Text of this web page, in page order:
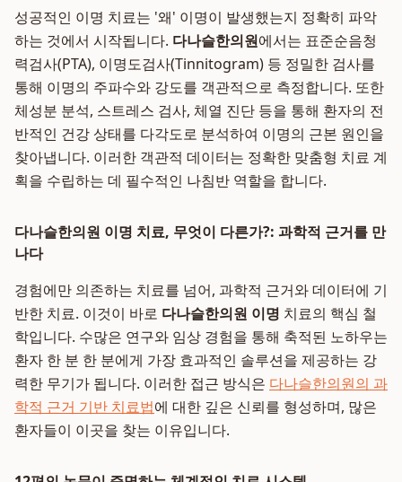
성공적인 이명 치료는 '왜' 이명이 발생했는지 정확히 파악
하는 것에서 시작됩니다. 다나슬한의원에서는 표준순음청
력검사(PTA), 이명도검사(Tinnitogram) 등 정밀한 검사를
통해 이명의 주파수와 강도를 객관적으로 측정합니다. 또한
체성분 분석, 스트레스 검사, 체열 진단 등을 통해 환자의 전
반적인 건강 상태를 다각도로 분석하여 이명의 근본 원인을
찾아냅니다. 이러한 객관적 데이터는 정확한 맞춤형 치료 계
획을 수립하는 데 필수적인 나침반 역할을 합니다.
다나슬한의원 이명 치료, 무엇이 다른가?: 과학적 근거를 만
나다
경험에만 의존하는 치료를 넘어, 과학적 근거와 데이터에 기
반한 치료. 이것이 바로 다나슬한의원 이명 치료의 핵심 철
학입니다. 수많은 연구와 임상 경험을 통해 축적된 노하우는
환자 한 분 한 분에게 가장 효과적인 솔루션을 제공하는 강
력한 무기가 됩니다. 이러한 접근 방식은 다나슬한의원의 과
학적 근거 기반 치료법에 대한 깊은 신뢰를 형성하며, 많은
환자들이 이곳을 찾는 이유입니다.